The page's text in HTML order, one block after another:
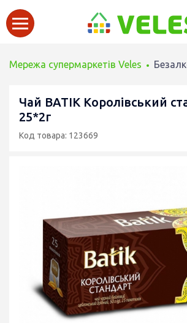
Мережа супермаркетів Veles
Чай BATIK Королівський
25*2г
Код товара: 123669